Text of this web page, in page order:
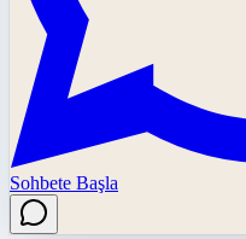
Sohbete Başla